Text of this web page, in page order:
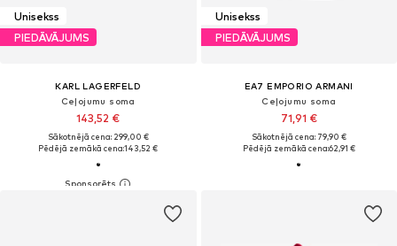
Unisekss
PIEDĀVĀJUMS
KARL LAGERFELD
Ceļojumu soma
143,52 €
Sākotnējā cena: 299,00 €
Pēdējā zemākā cena:143,52 €
Unisekss
PIEDĀVĀJUMS
EA7 EMPORIO ARMANI
Ceļojumu soma
71,91 €
Sākotnējā cena: 79,90 €
Pēdējā zemākā cena:62,91 €